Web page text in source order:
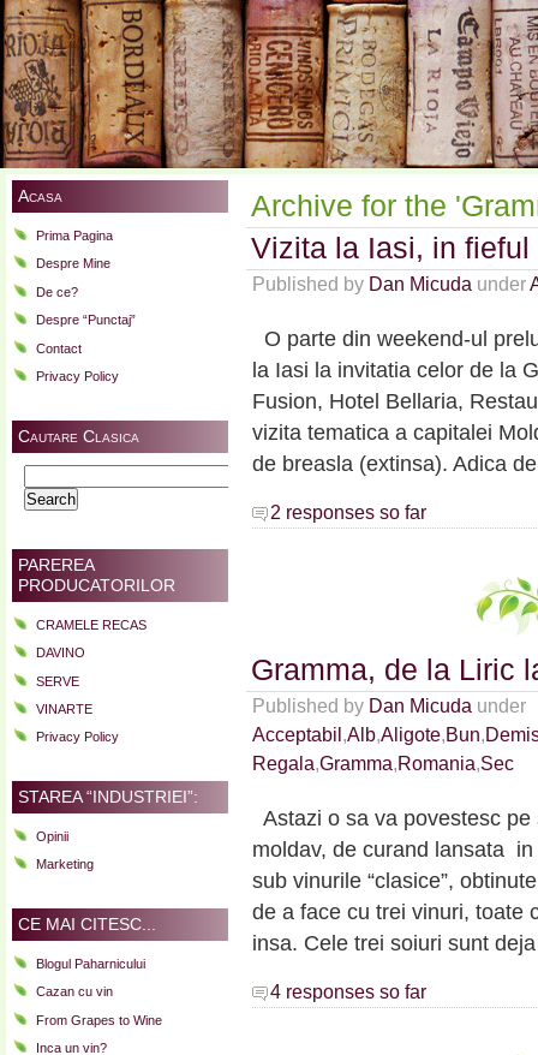
Acasa
Prima Pagina
Despre Mine
De ce?
Despre “Punctaj”
Contact
Privacy Policy
Cautare Clasica
for:
PAREREA
PRODUCATORILOR
CRAMELE RECAS
DAVINO
SERVE
VINARTE
Privacy Policy
STAREA “INDUSTRIEI”:
Opinii
Marketing
CE MAI CITESC...
Blogul Paharnicului
Cazan cu vin
From Grapes to Wine
Inca un vin?
Archive for the
Vizita la Iasi, in
Published by Dan Micuda under
O parte din weekend-ul
la Iasi la invitatia celor de la
Fusion, Hotel Bellaria,
vizita tematica a capitalei
de breasla (extinsa). Adica
2 responses so far
Gramma, de la Liric
Published by Dan Micuda under
Acceptabil ,Alb,Aligote,Bun,
Regala,Gramma,Romania,Sec
Astazi o sa va povestesc
moldav, de curand lansata
sub vinurile “clasice”,
de a face cu trei vinuri, toate
insa. Cele trei soiuri sunt
4 responses so far